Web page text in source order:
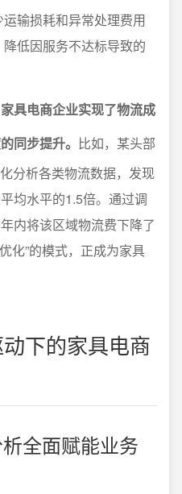
输损耗和异常处理费用
低因服务不达标导致的
具电商企业实现了物流成
同步提升。 比如，某头部
分析各类物流数据，发现
均水平的1.5倍。通过调
内将该区域物流费下降了
化”的模式，正成为家具
下的家具电商
全面赋能业务